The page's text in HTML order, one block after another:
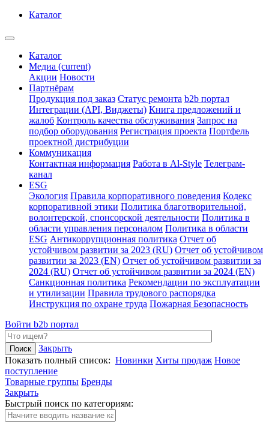
Каталог
Каталог
Медиа (current)
Акции Новости
Партнёрам
Продукция под заказ Статус ремонта b2b портал
Интеграции (API, Виджеты) Книга предложений и
жалоб Контроль качества обслуживания Запрос на
подбор оборудования Регистрация проекта Портфель
проектной дистрибуции
Коммуникация
Контактная информация Работа в Al-Style Телеграм-
канал
ESG
Экология Правила корпоративного поведения Кодекс
корпоративной этики Политика благотворительной,
волонтерской, спонсорской деятельности Политика в
области управления персоналом Политика в области
ESG Антикоррупционная политика Отчет об
устойчивом развитии за 2023 (RU) Отчет об устойчивом
развитии за 2023 (EN) Отчет об устойчивом развитии за
2024 (RU) Отчет об устойчивом развитии за 2024 (EN)
Санкционная политика Рекомендации по эксплуатации
и утилизации Правила трудового распорядка
Инструкция по охране труда Пожарная Безопасность
Войти b2b портал
Закрыть
Показать полный список: Новинки Хиты продаж Новое
поступление
Товарные группы Бренды
Закрыть
Быстрый поиск по категориям: